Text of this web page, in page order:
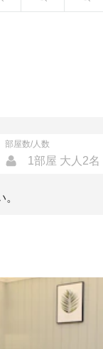
部屋数/人数
1部屋 大人2名